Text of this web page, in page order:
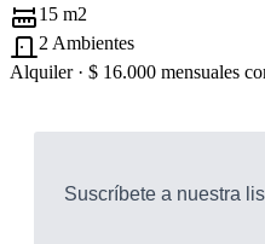
15 m2
2 Ambientes
Alquiler · $ 16.000 mensuales